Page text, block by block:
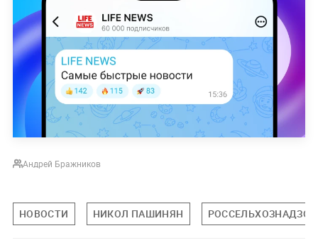
Андрей Бражников
НОВОСТИ НИКОЛ ПАШИНЯН РОССЕЛЬХОЗНАДЗОР